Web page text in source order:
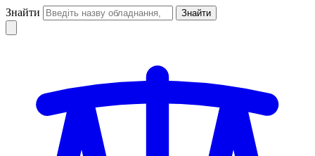
Знайти Знайти